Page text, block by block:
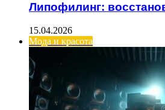
Липофилинг:
15.04.2026
Мода и красота